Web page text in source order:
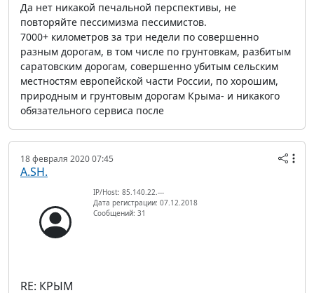
Да нет никакой печальной перспективы, не
повторяйте пессимизма пессимистов.
7000+ километров за три недели по совершенно
разным дорогам, в том числе по грунтовкам, разбитым
саратовским дорогам, совершенно убитым сельским
местностям европейской части России, по хорошим,
природным и грунтовым дорогам Крыма- и никакого
обязательного сервиса после
18 февраля 2020 07:45
A.SH.
IP/Host: 85.140.22.---
Дата регистрации: 07.12.2018
Сообщений: 31
RE: КРЫМ